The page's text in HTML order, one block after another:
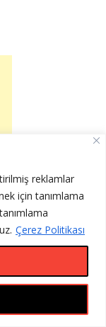
reklamlar
için tanımlama
Çerez Politikası